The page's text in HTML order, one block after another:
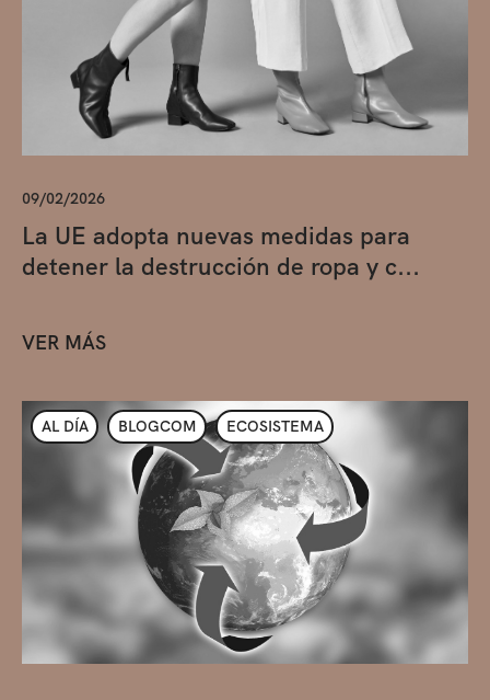
09/02/2026
La UE adopta nuevas medidas para
detener la destrucción de ropa y c...
VER MÁS
AL DÍA BLOGCOM ECOSISTEMA